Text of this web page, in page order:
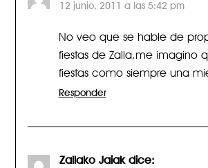
12 junio, 2011 a las 5:42 pm
No veo que se hable de
fiestas de Zalla,me imagino
fiestas como siempre una
Responder
Zallako Jaiak dice: